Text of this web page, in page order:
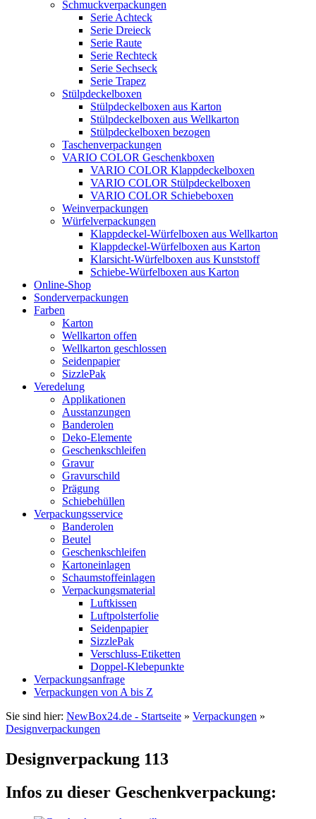
Schmuckverpackungen
Serie Achteck
Serie Dreieck
Serie Raute
Serie Rechteck
Serie Sechseck
Serie Trapez
Stülpdeckelboxen
Stülpdeckelboxen aus Karton
Stülpdeckelboxen aus Wellkarton
Stülpdeckelboxen bezogen
Taschenverpackungen
VARIO COLOR Geschenkboxen
VARIO COLOR Klappdeckelboxen
VARIO COLOR Stülpdeckelboxen
VARIO COLOR Schiebeboxen
Weinverpackungen
Würfelverpackungen
Klappdeckel-Würfelboxen aus Wellkarton
Klappdeckel-Würfelboxen aus Karton
Klarsicht-Würfelboxen aus Kunststoff
Schiebe-Würfelboxen aus Karton
Online-Shop
Sonderverpackungen
Farben
Karton
Wellkarton offen
Wellkarton geschlossen
Seidenpapier
SizzlePak
Veredelung
Applikationen
Ausstanzungen
Banderolen
Deko-Elemente
Geschenkschleifen
Gravur
Gravurschild
Prägung
Schiebehüllen
Verpackungsservice
Banderolen
Beutel
Geschenkschleifen
Kartoneinlagen
Schaumstoffeinlagen
Verpackungsmaterial
Luftkissen
Luftpolsterfolie
Seidenpapier
SizzlePak
Verschluss-Etiketten
Doppel-Klebepunkte
Verpackungsanfrage
Verpackungen von A bis Z
Sie sind hier: NewBox24.de - Startseite » Verpackungen »
Designverpackungen
Designverpackung 113
Infos zu dieser Geschenkverpackung: